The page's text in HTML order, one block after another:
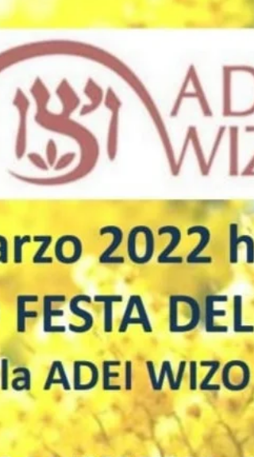
MERCOLEDI’ 2 marzo Ore 17.00 L’ADEI WIZO
sezione di Trieste in collaborazione con il Museo
“Carlo e Vera Wagner” presenta: “Percezione...